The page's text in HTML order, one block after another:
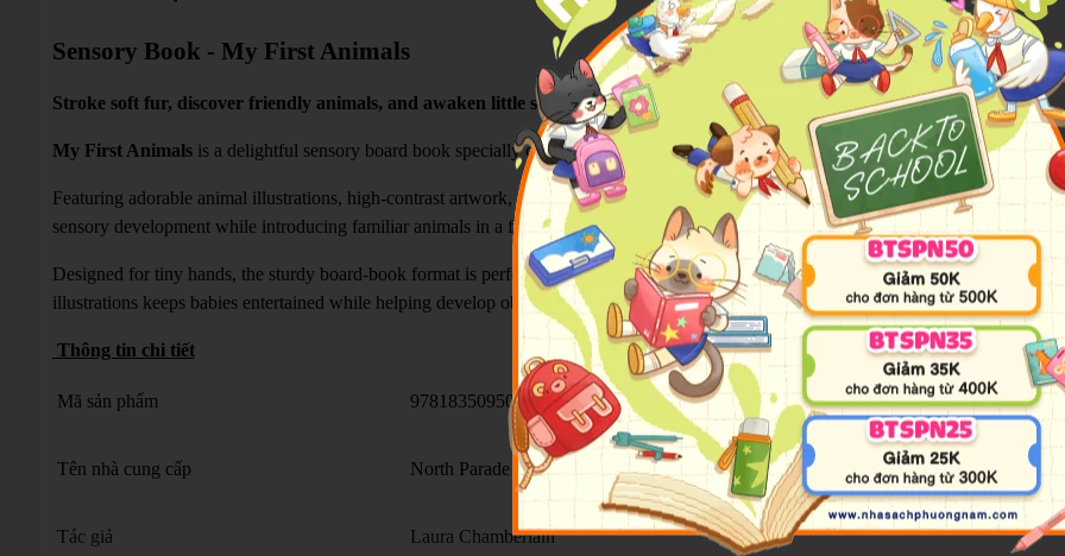
Sensory Book - My First Animals
Stroke soft fur, discover friendly animals, and awaken little senses through touch and play!
My First Animalsis a delightful sensory board book specially created for babies and toddlers beginning to explore the world around
Featuring adorable animal illustrations, high-contrast artwork, and exciting touch-and-feel textures, each page encourages little ones
sensory development while introducing familiar animals in a fun and engaging way.
Designed for tiny hands, the sturdy board-book format is perfect for early learning, tummy time, and shared reading moments
illustrations keeps babies entertained while helping develop observation and language skills.
Thông tin chi tiết
Mã sản phẩm 978183509507
Tên nhà cung cấp North Parade Publishing
Tác giả Laura Chamberlain